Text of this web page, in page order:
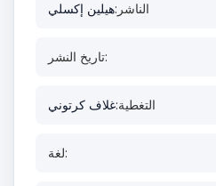
الناشر:هيلين إكسلي
تاريخ النشر:
التغطية:غلاف كرتوني
لغة: